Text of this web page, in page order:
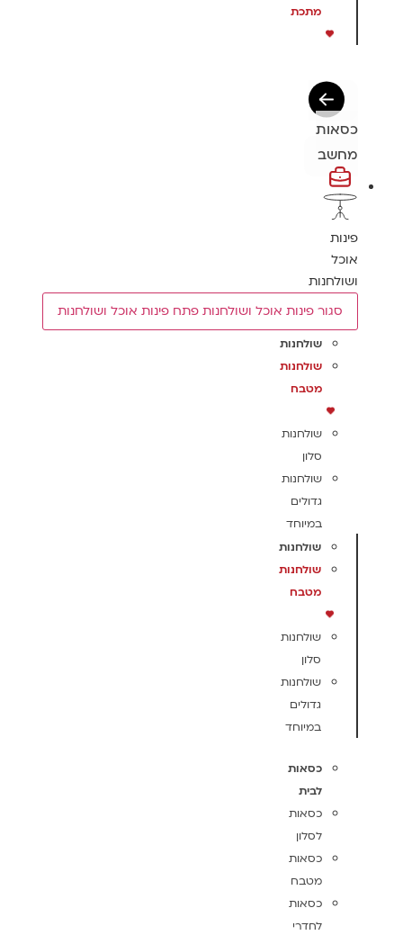
מתכת
כסאות
מחשב
פינות
אוכל
ושולחנות
סגור פינות אוכל ושולחנות פתח פינות אוכל ושולחנות
שולחנות
שולחנות
מטבח
שולחנות
סלון
שולחנות
גדולים
במיוחד
שולחנות
שולחנות
מטבח
שולחנות
סלון
שולחנות
גדולים
במיוחד
כסאות
לבית
כסאות
לסלון
כסאות
מטבח
כסאות
לחדרי